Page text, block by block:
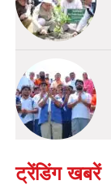
ट्रेंडिंग खबरें